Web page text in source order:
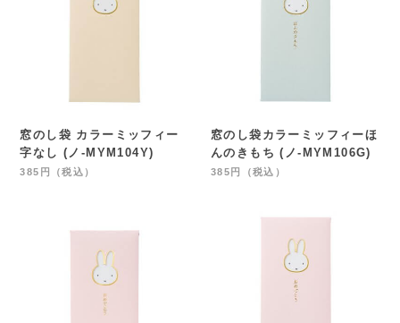
窓のし袋 カラーミッフィー
字なし (ノ-MYM104Y)
385円（税込）
窓のし袋カラーミッフィーほ
んのきもち (ノ-MYM106G)
385円（税込）